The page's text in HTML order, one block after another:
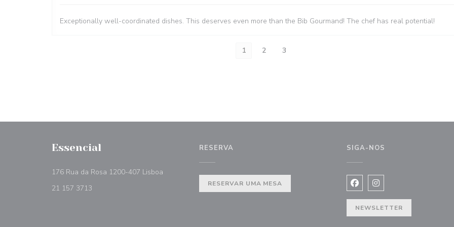
Exceptionally well-coordinated dishes. This deserves even more than the Bib Gourmand! The chef has real potential!
1 2 3
Essencial
176 Rua da Rosa 1200-407 Lisboa
21 157 3713
RESERVA
RESERVAR UMA MESA
SIGA-NOS
Facebook ((abre numa nova
Instagram ((abre numa
NEWSLETTER